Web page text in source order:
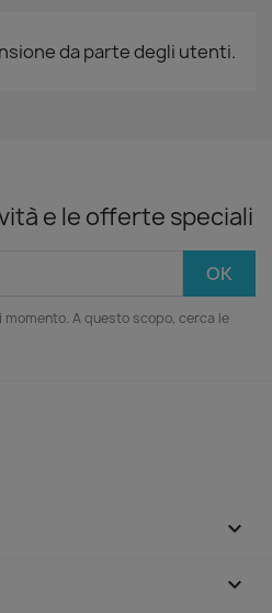
da parte degli utenti.
e le offerte speciali
A questo scopo, cerca le

